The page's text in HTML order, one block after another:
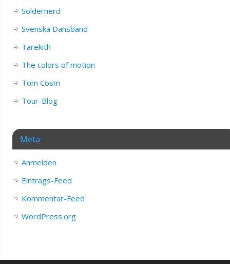
Soldernerd
Svenska Dansband
Tarekith
The colors of motion
Tom Cosm
Tour-Blog
Meta
Anmelden
Eintrags-Feed
Kommentar-Feed
WordPress.org